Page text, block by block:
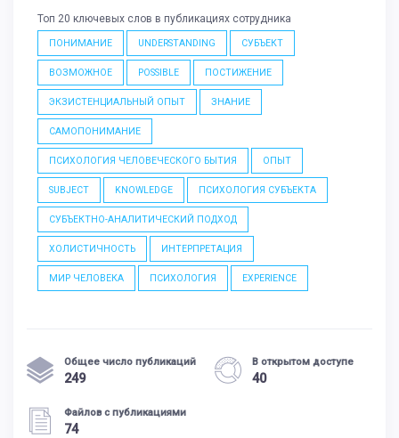
Топ 20 ключевых слов в публикациях сотрудника
ПОНИМАНИЕ UNDERSTANDING СУБЪЕКТ
ВОЗМОЖНОЕ POSSIBLE ПОСТИЖЕНИЕ
ЭКЗИСТЕНЦИАЛЬНЫЙ ОПЫТ ЗНАНИЕ
САМОПОНИМАНИЕ
ПСИХОЛОГИЯ ЧЕЛОВЕЧЕСКОГО БЫТИЯ ОПЫТ
SUBJECT KNOWLEDGE ПСИХОЛОГИЯ СУБЪЕКТА
СУБЪЕКТНО-АНАЛИТИЧЕСКИЙ ПОДХОД
ХОЛИСТИЧНОСТЬ ИНТЕРПРЕТАЦИЯ
МИР ЧЕЛОВЕКА ПСИХОЛОГИЯ EXPERIENCE
Общее число публикаций
249
В открытом доступе
40
Файлов с публикациями
74